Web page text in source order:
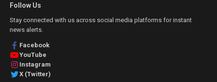
Follow Us
Stay connected with us across social media platforms for instant
news alerts.
Facebook
YouTube
Instagram
X (Twitter)